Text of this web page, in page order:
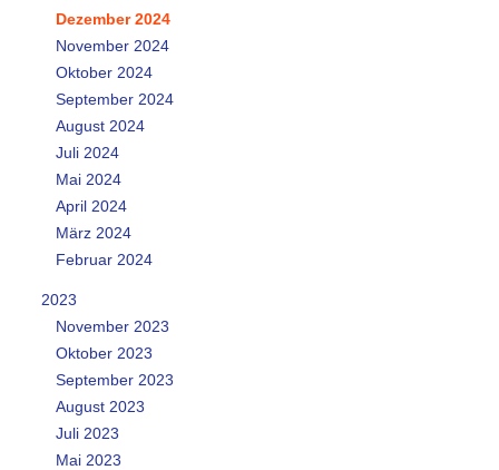
Dezember 2024
November 2024
Oktober 2024
September 2024
August 2024
Juli 2024
Mai 2024
April 2024
März 2024
Februar 2024
2023
November 2023
Oktober 2023
September 2023
August 2023
Juli 2023
Mai 2023